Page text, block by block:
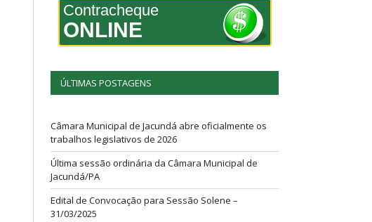
Contracheque
ONLINE
ÚLTIMAS POSTAGENS
Câmara Municipal de Jacundá abre oficialmente os
trabalhos legislativos de 2026
Última sessão ordinária da Câmara Municipal de
Jacundá/PA
Edital de Convocação para Sessão Solene –
31/03/2025